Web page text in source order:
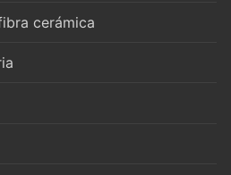
cerámica